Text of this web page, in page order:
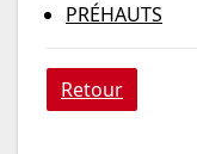
PRÉHAUTS
Retour